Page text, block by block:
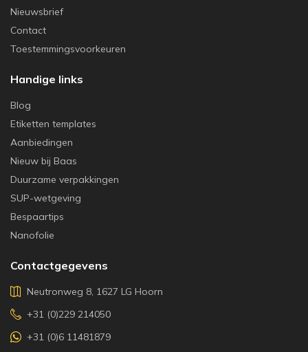
Nieuwsbrief
Contact
Toestemmingsvoorkeuren
Handige links
Blog
Etiketten templates
Aanbiedingen
Nieuw bij Baas
Duurzame verpakkingen
SUP-wetgeving
Bespaartips
Nanofolie
Contactgegevens
Neutronweg 8, 1627 LG Hoorn
+31 (0)229 214050
+31 (0)6 11481879